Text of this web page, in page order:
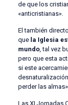
de que los
«anticristianas».
El también
que la Iglesia
mundo, tal vez
pero que esta
si este
perder las
Las XI Jornadas